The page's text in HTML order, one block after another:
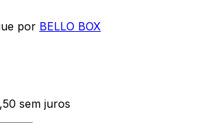
por BELLO BOX
sem juros